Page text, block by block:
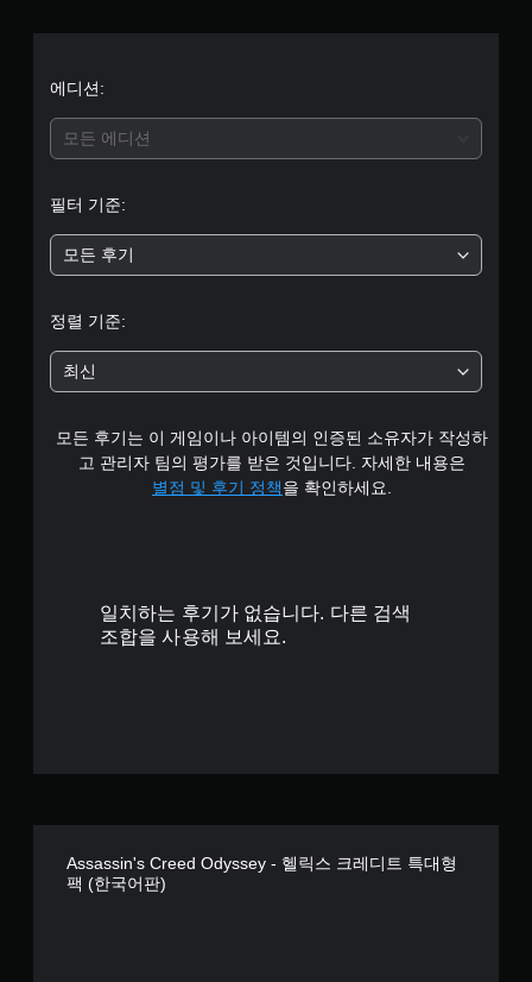
에디션:
모든 에디션
필터 기준:
모든 후기
정렬 기준:
최신
모든 후기는 이 게임이나 아이템의 인증된 소유자가 작성하
고 관리자 팀의 평가를 받은 것입니다. 자세한 내용은
별점 및 후기 정책을 확인하세요.
일치하는 후기가 없습니다. 다른 검색
조합을 사용해 보세요.
Assassin's Creed Odyssey - 헬릭스 크레디트 특대형
팩 (한국어판)